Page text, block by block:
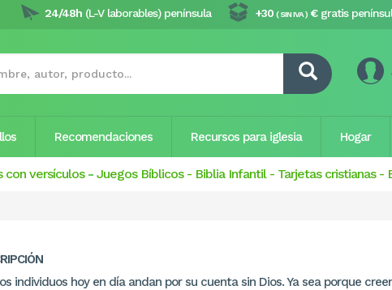
+30 ( SIN IVA ) €gratis
24/48h (L-V laborables) península
Recomendaciones Recursos para iglesia Hogar
con versículos- Juegos Bíblicos- Biblia Infantil- Tarjetas cristianas -
individuos hoy en día andan por su cuenta sin Dios. Ya sea porque